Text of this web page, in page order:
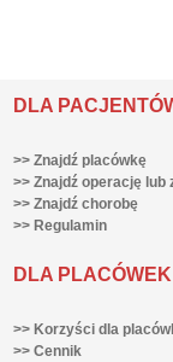
DLA
>> Znajdź placówkę
>> Znajdź operację lub
>> Znajdź chorobę
>> Regulamin
DLA
>> Korzyści dla
>> Cennik